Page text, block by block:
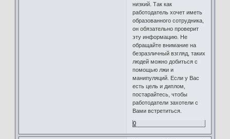
низкий. Так как
работодатель хочет иметь
образованного сотрудника,
он обязательно проверит
эту информацию. Не
обращайте внимание на
безразличный взгляд, таких
людей можно добиться с
помощью лжи и
манипуляций. Если у Вас
есть цель и диплом,
постарайтесь, чтобы
работодатели захотели с
Вами встретиться.
0